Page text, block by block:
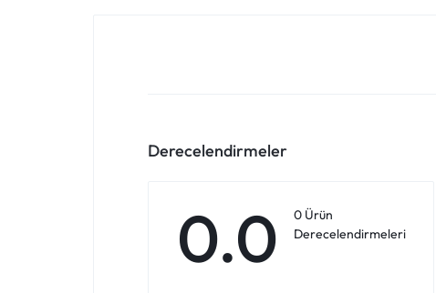
Derecelendirmeler
0.0
0 Ürün
Derecelendirmeleri